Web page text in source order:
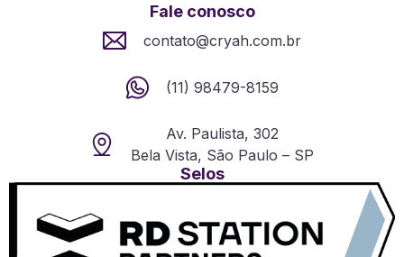
Fale conosco
contato@cryah.com.br
(11) 98479-8159
Av. Paulista, 302
Bela Vista, São Paulo – SP
Selos